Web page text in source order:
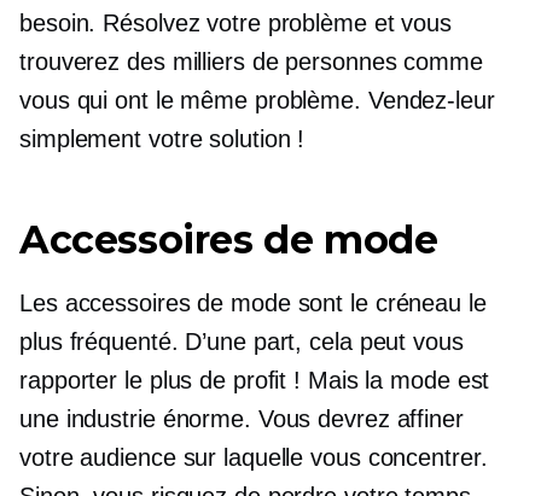
besoin. Résolvez votre problème et vous
trouverez des milliers de personnes comme
vous qui ont le même problème. Vendez-leur
simplement votre solution !
Accessoires de mode
Les accessoires de mode sont le créneau le
plus fréquenté. D’une part, cela peut vous
rapporter le plus de profit ! Mais la mode est
une industrie énorme. Vous devrez affiner
votre audience sur laquelle vous concentrer.